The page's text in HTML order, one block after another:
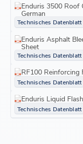
Enduris 3500 Roof
German
Technisches Datenblatt
Enduris Asphalt
Sheet
Technisches Datenblatt
RF100 Reinforcing
Technisches Datenblatt
Enduris Liquid
Technisches Datenblatt